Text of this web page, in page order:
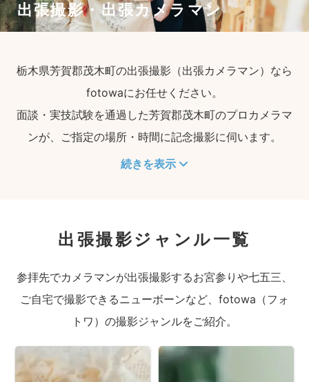
出張撮影・出張カメラマン
栃木県芳賀郡茂木町の出張撮影（出張カメラマン）なら
fotowaにお任せください。
面談・実技試験を通過した芳賀郡茂木町のプロカメラマ
ンが、ご指定の場所・時間に記念撮影に伺います。
続きを表示
出張撮影ジャンル一覧
参拝先でカメラマンが出張撮影するお宮参りや七五三、
ご自宅で撮影できるニューボーンなど、fotowa（フォ
トワ）の撮影ジャンルをご紹介。